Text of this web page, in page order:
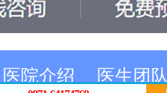
医院介绍 医生团队